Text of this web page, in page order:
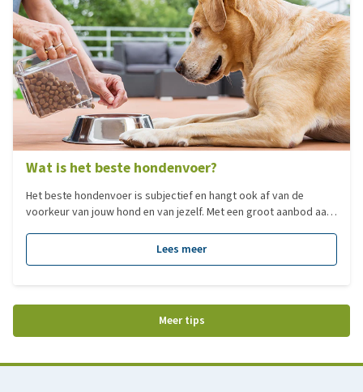
Wat is het beste hondenvoer?
Het beste hondenvoer is subjectief en hangt ook af van de
voorkeur van jouw hond en van jezelf. Met een groot aanbod aan
gemaakt van de populairste voedingen per categorie!
Lees meer
Meer tips